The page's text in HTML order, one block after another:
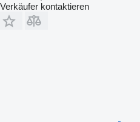
Verkäufer kontaktieren